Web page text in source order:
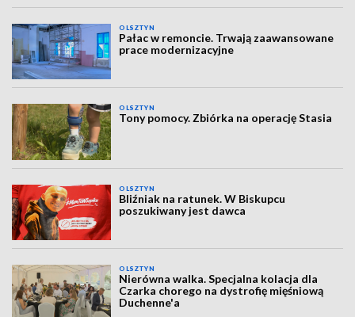
OLSZTYN
Pałac w remoncie. Trwają zaawansowane
prace modernizacyjne
OLSZTYN
Tony pomocy. Zbiórka na operację Stasia
OLSZTYN
Bliźniak na ratunek. W Biskupcu
poszukiwany jest dawca
OLSZTYN
Nierówna walka. Specjalna kolacja dla
Czarka chorego na dystrofię mięśniową
Duchenne'a